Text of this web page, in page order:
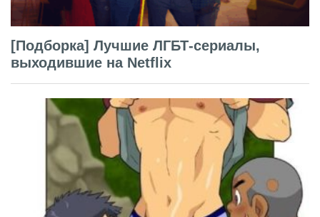
[Подборка] Лучшие ЛГБТ-сериалы,
выходившие на Netflix